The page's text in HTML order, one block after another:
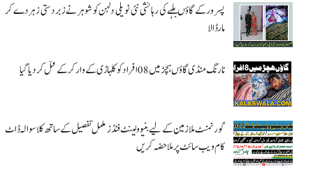
پسرور کے گاؤں بلہے کی رہائشی نئی نویلی دلہن کو شوہر نے زبردستی زہر دے کر
مار ڈالا
نارنگ منڈی گاؤں ہچڑ میں 08 افراد کو کلہاڑی کے وار کر کے قتل کر دیا گیا
گورنمنٹ ملازمین کے لیے بنیوولینٹ فنڈز مکمل تفصیل کے ساتھ کلاسوالہ ڈاٹ
کام ویب سائٹ پر ملاحضہ کریں